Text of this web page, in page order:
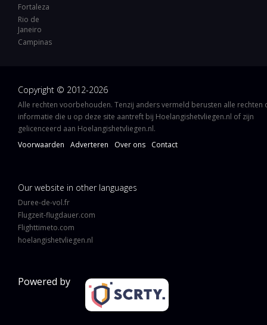
Fortaleza
Rio de
Janeiro
Campinas
Copyright © 2012-2026
Alle rechten voorbehouden. Tenzij anders vermeld berusten alle rechten
informatie die u op deze site aantreft bij Hoelangishetvliegen.nl of zijn
gelicenceerd aan Hoelangishetvliegen.nl.
Voorwaarden
Adverteren Over ons Contact
Our website in other languages
Duree-de-vol.fr
Flugzeit-flugdauer.com
Flighttimeto.com
hoelangishetvliegen.nl
Powered by